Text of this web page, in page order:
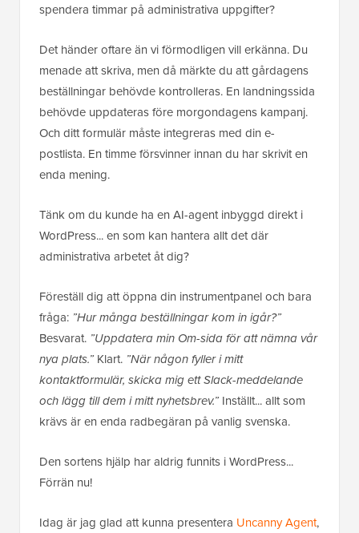
spendera timmar på administrativa uppgifter?
Det händer oftare än vi förmodligen vill erkänna. Du
menade att skriva, men då märkte du att gårdagens
beställningar behövde kontrolleras. En landningssida
behövde uppdateras före morgondagens kampanj.
Och ditt formulär måste integreras med din e-
postlista. En timme försvinner innan du har skrivit en
enda mening.
Tänk om du kunde ha en AI-agent inbyggd direkt i
WordPress... en som kan hantera allt det där
administrativa arbetet åt dig?
Föreställ dig att öppna din instrumentpanel och bara
fråga: ”Hur många beställningar kom in igår?”
Besvarat. ”Uppdatera min Om-sida för att nämna vår
nya plats.” Klart. ”När någon fyller i mitt
kontaktformulär, skicka mig ett Slack-meddelande
och lägg till dem i mitt nyhetsbrev.” Inställt... allt som
krävs är en enda radbegäran på vanlig svenska.
Den sortens hjälp har aldrig funnits i WordPress...
Förrän nu!
Idag är jag glad att kunna presentera Uncanny Agent,